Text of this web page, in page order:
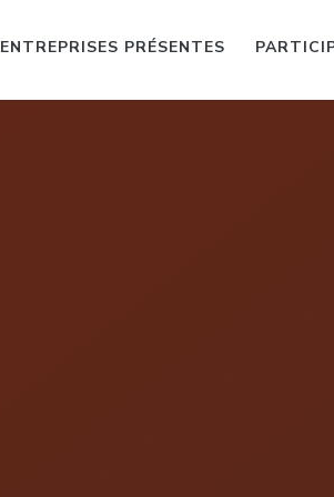
ENTREPRISES PRÉSENTES